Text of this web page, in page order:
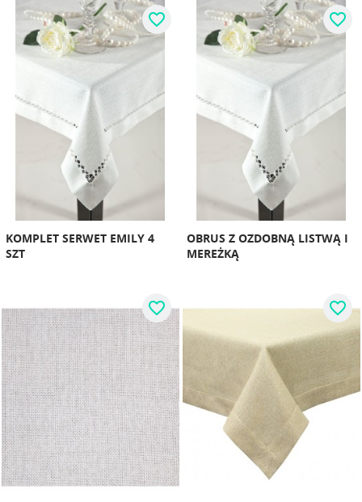
KOMPLET SERWET EMILY 4
SZT
favorite_border
OBRUS Z OZDOBNĄ LISTWĄ I
MEREŻKĄ
favorite_border
favorite_border favorite_border